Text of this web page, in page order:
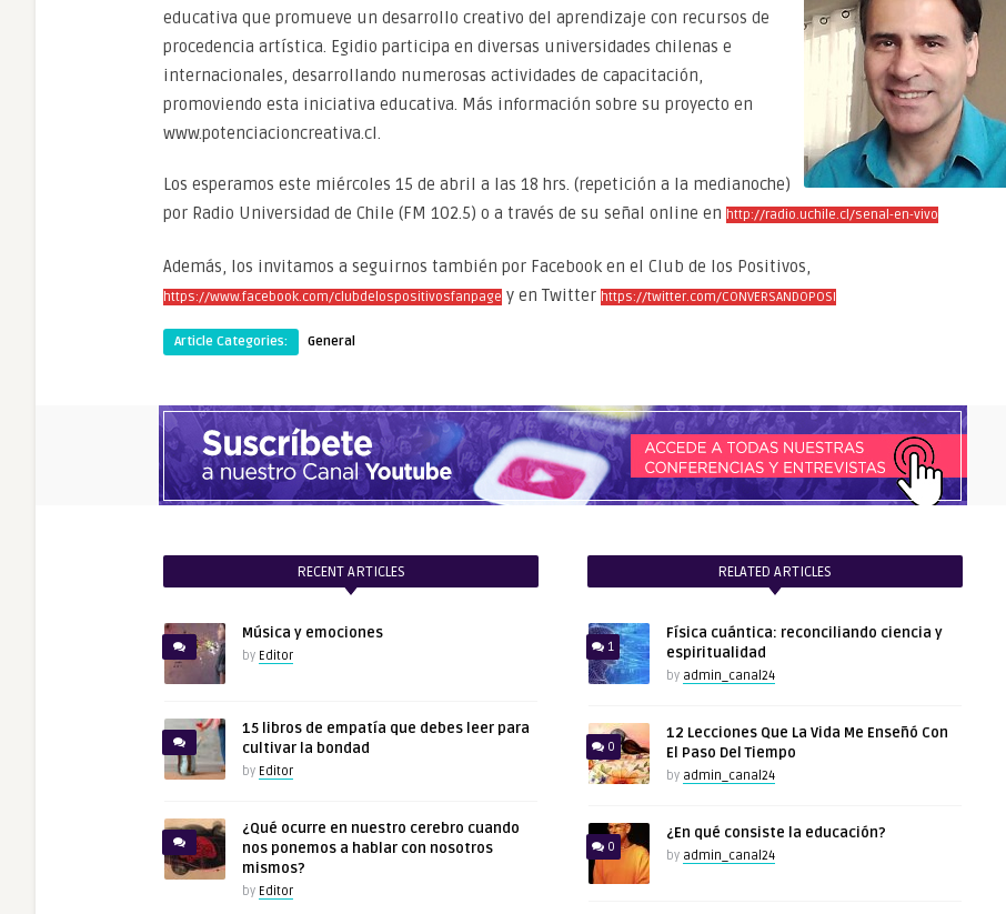
educativa que promueve un desarrollo creativo del aprendizaje con recursos de
procedencia artística. Egidio participa en diversas universidades chilenas e
internacionales, desarrollando numerosas actividades de capacitación,
promoviendo esta iniciativa educativa. Más información sobre su proyecto en
www.potenciacioncreativa.cl.
Los esperamos este miércoles 15 de abril a las 18 hrs. (repetición a la medianoche)
por Radio Universidad de Chile (FM 102.5) o a través de su señal online en http://radio.uchile.cl/senal-en-vivo
Además, los invitamos a seguirnos también por Facebook en el Club de los Positivos,
https://www.facebook.com/clubdelospositivosfanpage y en Twitter https://twitter.com/CONVERSANDOPOSI
Article Categories: General
RECENT ARTICLES
Música y emociones
by Editor
15 libros de empatía que debes leer para
cultivar la bondad
by Editor
¿Qué ocurre en nuestro cerebro cuando
nos ponemos a hablar con nosotros
mismos?
by Editor
RELATED ARTICLES
1
Física cuántica: reconciliando ciencia y
espiritualidad
by admin_canal24
0
12 Lecciones Que La Vida Me Enseñó Con
El Paso Del Tiempo
by admin_canal24
0
¿En qué consiste la educación?
by admin_canal24